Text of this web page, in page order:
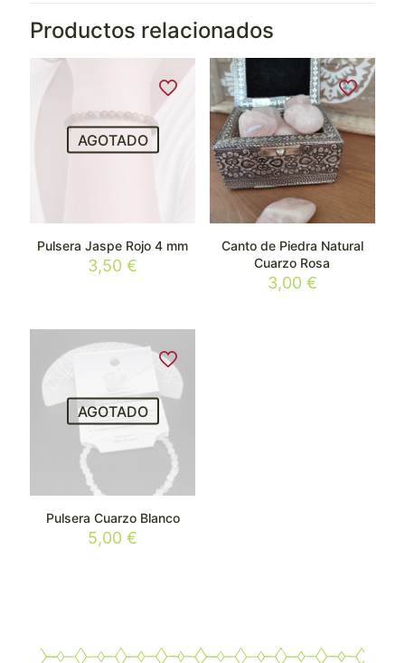
Productos relacionados
AGOTADO
Pulsera Jaspe Rojo 4 mm
3,50€
Canto de Piedra Natural
Cuarzo Rosa
3,00 €
AGOTADO
Pulsera Cuarzo Blanco
5,00€